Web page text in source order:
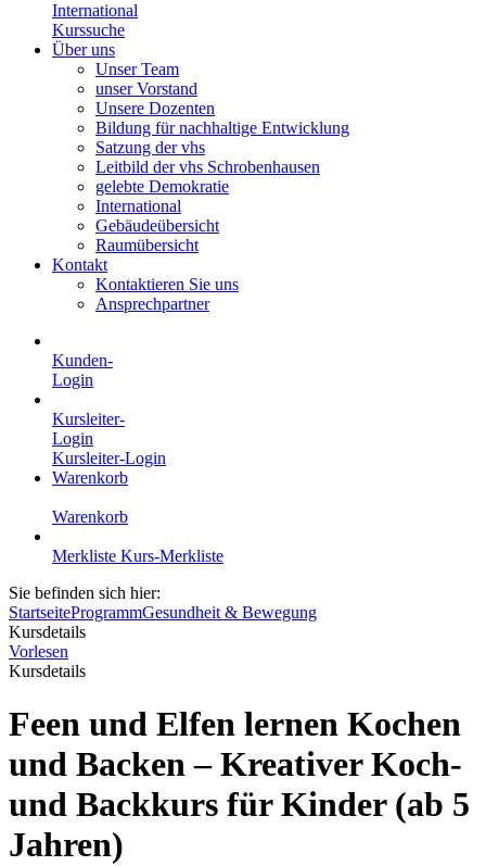
International
Kurssuche
Über uns
Unser Team
unser Vorstand
Unsere Dozenten
Bildung für nachhaltige Entwicklung
Satzung der vhs
Leitbild der vhs Schrobenhausen
gelebte Demokratie
International
Gebäudeübersicht
Raumübersicht
Kontakt
Kontaktieren Sie uns
Ansprechpartner
Kunden-
Login
Kursleiter-
Login
Kursleiter-Login
Warenkorb
Warenkorb
Merkliste Kurs-Merkliste
Sie befinden sich hier:
StartseiteProgrammGesundheit & Bewegung
Kursdetails
Vorlesen
Kursdetails
Feen und Elfen lernen Kochen
und Backen – Kreativer Koch-
und Backkurs für Kinder (ab 5
Jahren)